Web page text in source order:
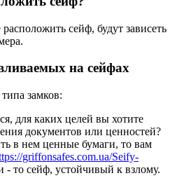
сейф, будут зависеть
на сейфах
замков:
для каких целей вы хотите
документов или ценностей?
в нем ценные бумаги, то вам
griffonsafes.com.ua/Seify-
- то сейф, устойчивый к взлому.